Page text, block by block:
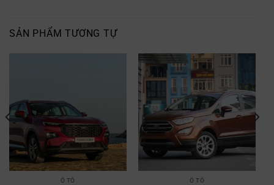
SẢN PHẨM TƯƠNG TỰ
Ô TÔ Ô TÔ